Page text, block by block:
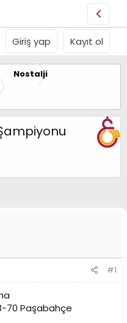
Giriş yap Kayıt ol
Nostalji
#1
70 Paşabahçe